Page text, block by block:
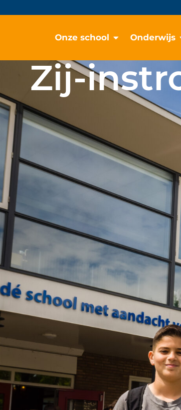
Onze school Onderwijs
Zij-